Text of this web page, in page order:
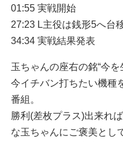
01:55 実戦開始
27:23 L主役は銭形5へ台
34:34 実戦結果発表
玉ちゃんの座右の銘“今を
今イチバン打ちたい機種
番組。
勝利(差枚プラス)出来れ
な玉ちゃんにご褒美とし